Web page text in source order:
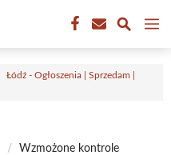
Łódź - Ogłoszenia | Sprzedam |
/
Wzmożone kontrole